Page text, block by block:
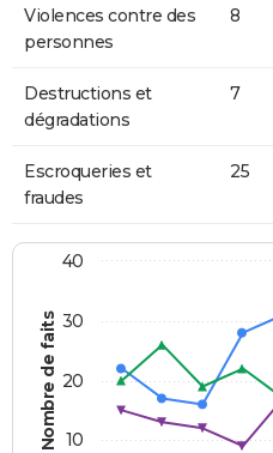
Violences contre des
personnes
8
Destructions et
dégradations
7
Escroqueries et
fraudes
25
Nombre de faits 10
20
30
40